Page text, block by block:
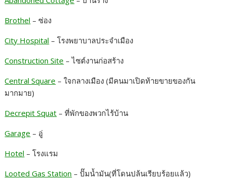
o
k
n
e
r
Brothel – ซ่อง
City Hospital – โรงพยาบาลประจำเมือง
Construction Site – ไซต์งานก่อสร้าง
Central Square – ใจกลางเมือง (มีคนมาเปิดท้ายขายของกัน
มากมาย)
Decrepit Squat – ที่พักของพวกไร้บ้าน
Garage – อู่
Hotel – โรงแรม
Looted Gas Station – ปั๊มน้ำมัน(ที่โดนปล้นเรียบร้อยแล้ว)